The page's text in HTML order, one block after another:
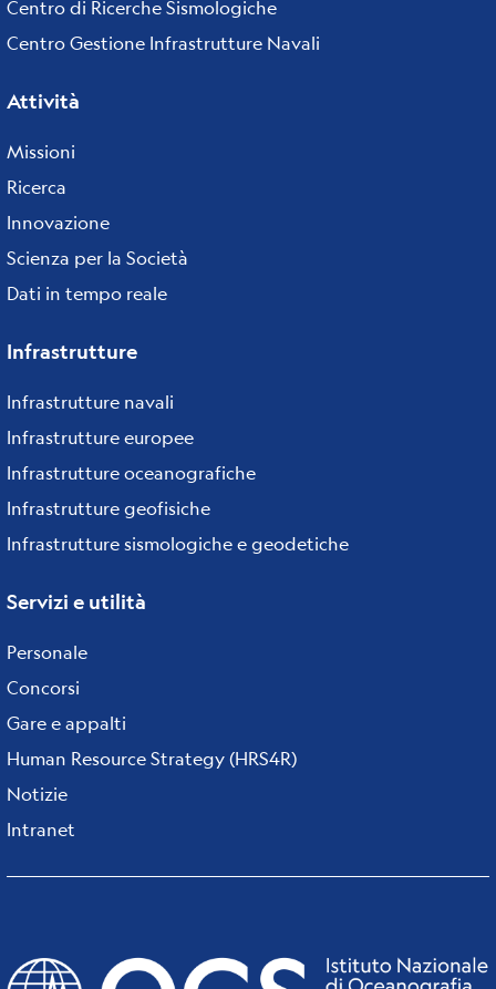
Centro di Ricerche Sismologiche
Centro Gestione Infrastrutture Navali
Attività
Missioni
Ricerca
Innovazione
Scienza per la Società
Dati in tempo reale
Infrastrutture
Infrastrutture navali
Infrastrutture europee
Infrastrutture oceanografiche
Infrastrutture geofisiche
Infrastrutture sismologiche e geodetiche
Servizi e utilità
Personale
Concorsi
Gare e appalti
Human Resource Strategy (HRS4R)
Notizie
Intranet